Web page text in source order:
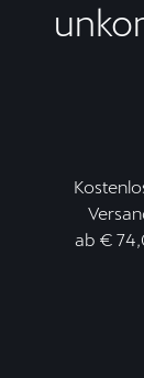
ab €